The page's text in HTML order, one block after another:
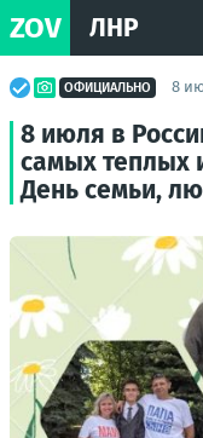
ZOV ЛНР
ОФИЦИАЛЬНО 8
8 июля в
самых теплых
День семьи,